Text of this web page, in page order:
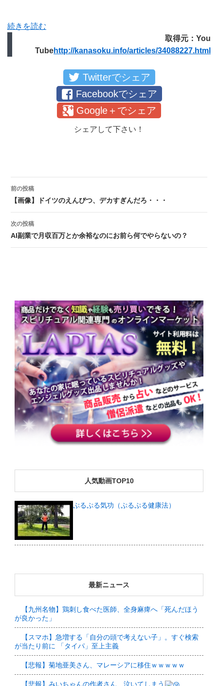
続きを読む
取得元：You
Tubehttp://kanasoku.info/articles/34088227.html
Twitterでシェア
Facebookでシェア
Google＋でシェア
シェアして下さい！
投稿ナビゲーション
前の投稿
【画像】ドイツのえんぴつ、デカすぎんだろ・・・
次の投稿
AI副業で月収百万とか余裕なのにお前ら何でやらないの？
人気動画TOP10
ぷるぷる気功（ぷるぷる健康法）
最新ニュース
【九州名物】鶏刺し食べた医師、全身麻痺へ「死んだほう
が良かった」
【スマホ】急増する「自分の頭で考えない子」。すぐ検索
が当たり前に 「タイパ」至上主義
【悲報】菊地亜美さん、マレーシアに移住ｗｗｗｗｗ
【悲報】みいちゃんの作者さん、泣いてしまう